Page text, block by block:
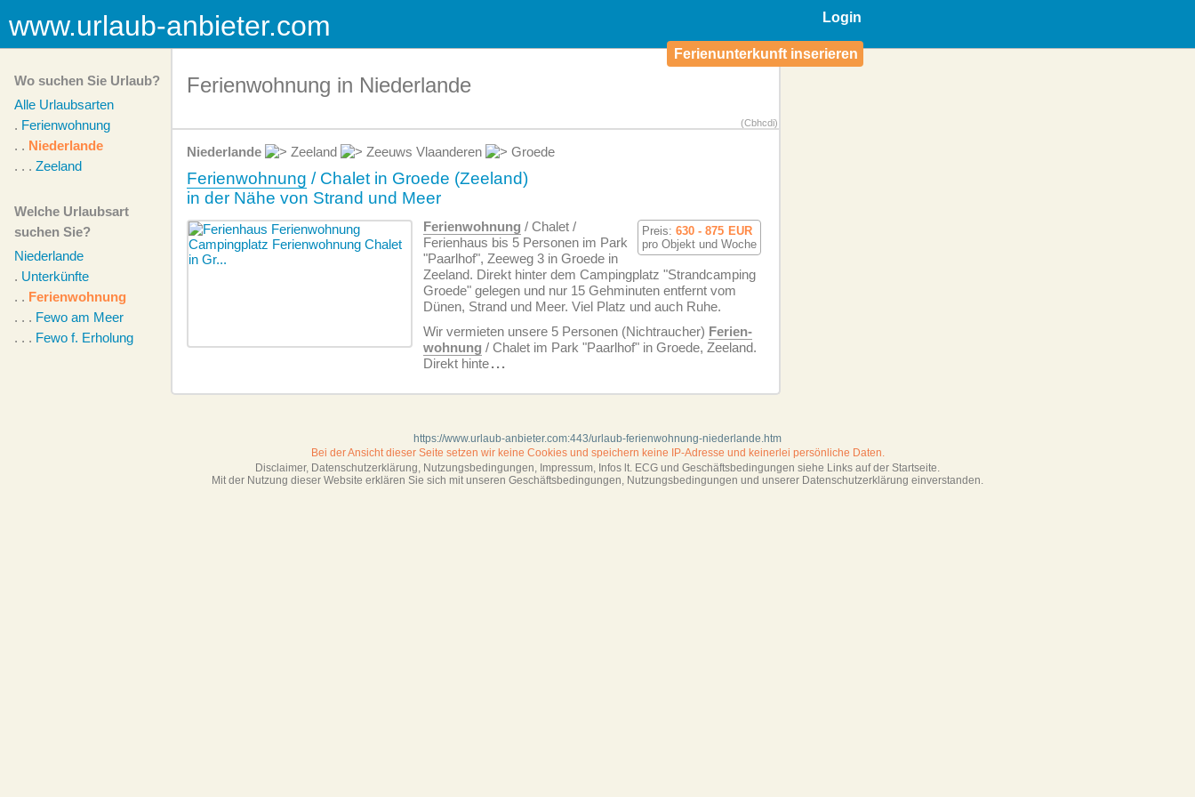
Login
Ferienunterkunft inserieren
www.urlaub-anbieter.com
Wo suchen Sie Urlaub?
Alle Urlaubsarten
. Ferienwohnung
. . Niederlande
. . . Zeeland
Welche Urlaubsart
suchen Sie?
Niederlande
. Unterkünfte
. . Ferienwohnung
. . . Fewo am Meer
. . . Fewo f. Erholung
Ferienwohnung in Niederlande
(Cbhcdi)
Niederlande Zeeland Zeeuws Vlaanderen Groede
Ferienwohnung / Chalet in Groede (Zeeland)
in der Nähe von Strand und Meer
Preis: 630 - 875 EUR
pro Objekt und Woche
Ferien­wohnung / Chalet /
Ferienhaus bis 5 Personen im Park
"Paarlhof", Zeeweg 3 in Groede in
Zeeland. Direkt hinter dem Campingplatz "Strandcamping
Groede" gelegen und nur 15 Gehminuten entfernt vom
Dünen, Strand und Meer. Viel Platz und auch Ruhe.
Wir vermieten unsere 5 Personen (Nichtraucher) Ferien­
wohnung / Chalet im Park "Paarlhof" in Groede, Zeeland.
Direkt hinte...
https://www.urlaub-anbieter.com:443/urlaub-ferienwohnung-niederlande.htm
Bei der Ansicht dieser Seite setzen wir keine Cookies und speichern keine IP-Adresse und keinerlei persönliche Daten.
Disclaimer, Datenschutzerklärung, Nutzungsbedingungen, Impressum, Infos lt. ECG und Geschäftsbedingungen siehe Links auf der Startseite.
Mit der Nutzung dieser Website erklären Sie sich mit unseren Geschäftsbedin­gungen, Nutzungsbedingungen und unserer Datenschutzerklärung einverstanden.